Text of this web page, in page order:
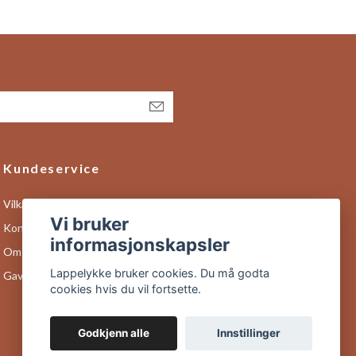
Kundeservice
Vilkår og betingelser
Kontakt info og hvor vi holder til
Om kjøp og returer
Gavekort
Vi bruker
informasjonskapsler
Lappelykke bruker cookies. Du må godta
cookies hvis du vil fortsette.
Godkjenn alle Innstillinger